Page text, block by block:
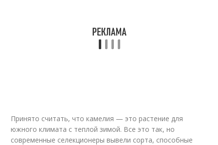
Принято считать, что камелия — это растение для
южного климата с теплой зимой. Все это так, но
современные селекционеры вывели сорта, способные